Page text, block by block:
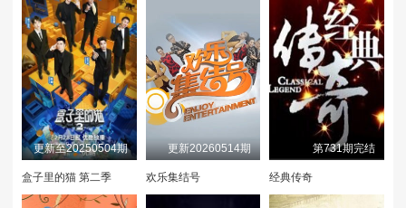
第3期下
喜欢你日记第3期
上
喜欢嗑我也是第3
期
第3期陪看
喜欢你日记第3期
中
第3期陪看
喜欢你日记第3期
中
喜欢你日记第3期
第4期小屋纯享
(二)
第4期小屋纯享
第4期(一)
更新至20250504期
盒子里的猫 第二季
更新20260514期
欢乐集结号
第731期完结
经典传奇